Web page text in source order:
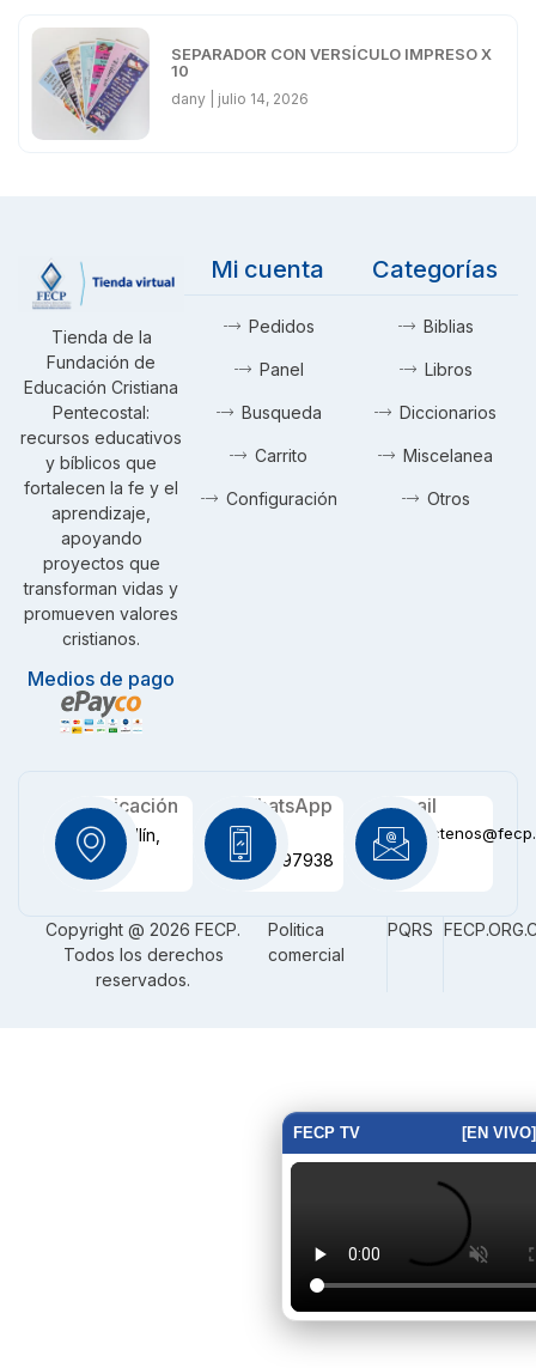
FECP TV [EN VIVO]
SEPARADOR CON VERSÍCULO IMPRESO X
10
dany julio 14, 2026
Tienda de la
Fundación de
Educación Cristiana
Pentecostal:
recursos educativos
y bíblicos que
fortalecen la fe y el
aprendizaje,
apoyando
proyectos que
transforman vidas y
promueven valores
cristianos.
Medios de pago
Mi cuenta
Pedidos
Panel
Busqueda
Carrito
Configuración
Categorías
Biblias
Libros
Diccionarios
Miscelanea
Otros
Ubicación
Medellín,
CO
WhatsApp
+57
3116097938
Email
Copyright @ 2026 FECP.
Todos los derechos
reservados.
Politica
comercial
PQRS